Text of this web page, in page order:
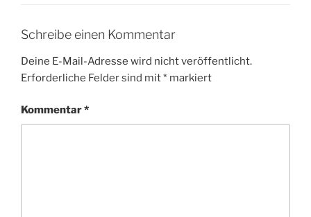
Schreibe einen Kommentar
Deine E-Mail-Adresse wird nicht veröffentlicht.
Erforderliche Felder sind mit* markiert
Kommentar*